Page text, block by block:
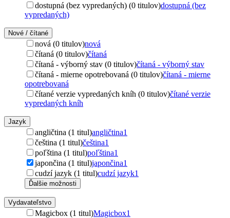
dostupná (bez vypredaných) (0 titulov)dostupná (bez
vypredaných)
Nové / čítané
nová (0 titulov)nová
čítaná (0 titulov)čítaná
čítaná - výborný stav (0 titulov)čítaná - výborný stav
čítaná - mierne opotrebovaná (0 titulov)čítaná - mierne
opotrebovaná
čítané verzie vypredaných kníh (0 titulov)čítané verzie
vypredaných kníh
Jazyk
angličtina (1 titul)angličtina1
čeština (1 titul)čeština1
poľština (1 titul)poľština1
japončina (1 titul)japončina1
cudzí jazyk (1 titul)cudzí jazyk1
Ďalšie možnosti
Vydavateľstvo
Magicbox (1 titul)Magicbox1